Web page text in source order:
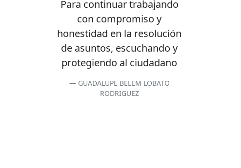
Para continuar trabajando
con compromiso y
honestidad en la resolución
de asuntos, escuchando y
protegiendo al ciudadano
GUADALUPE BELEM LOBATO
RODRIGUEZ